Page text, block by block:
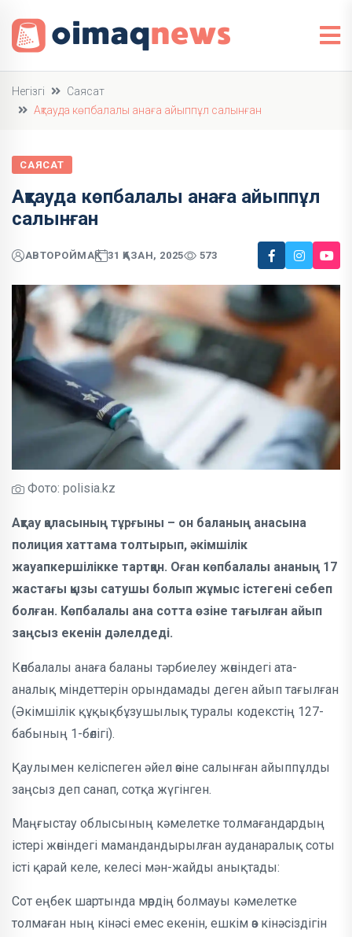
Негізгі
Саясат
Ақтауда көпбалалы анаға айыппұл салынған
САЯСАТ
Ақтауда көпбалалы анаға айыппұл
салынған
АВТОРОЙМАҚ 31 ҚАЗАН, 2025 573
Фото: polisia.kz
Ақтау қаласының тұрғыны – он баланың анасына
полиция хаттама толтырып, әкімшілік
жауапкершілікке тартқан. Оған көпбалалы ананың 17
жастағы қызы сатушы болып жұмыс істегені себеп
болған. Көпбалалы ана сотта өзіне тағылған айып
заңсыз екенін дәлелдеді.
Көпбалалы анаға баланы тәрбиелеу жөніндегі ата-
аналық міндеттерін орындамады деген айып тағылған
(Әкімшілік құқықбұзушылық туралы кодекстің 127-
бабының 1-бөлігі).
Қаулымен келіспеген әйел өзіне салынған айыппұлды
заңсыз деп санап, сотқа жүгінген.
Маңғыстау облысының кәмелетке толмағандардың
істері жөніндегі мамандандырылған ауданаралық соты
істі қарай келе, келесі мән-жайды анықтады:
Сот еңбек шартында мөрдің болмауы кәмелетке
толмаған ның кінәсі емес екенін, ешкім өз кінәсіздігін